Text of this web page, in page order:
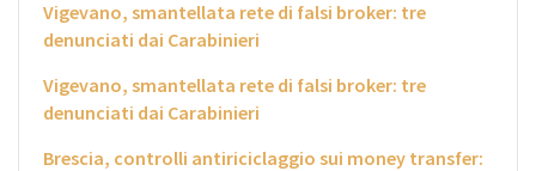
Vigevano, smantellata rete di falsi broker: tre
denunciati dai Carabinieri
Vigevano, smantellata rete di falsi broker: tre
denunciati dai Carabinieri
Brescia, controlli antiriciclaggio sui money transfer: